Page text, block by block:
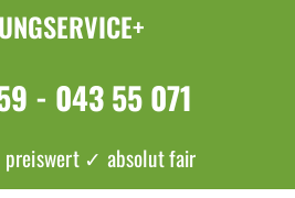
- 043 55 071
✓ absolut fair